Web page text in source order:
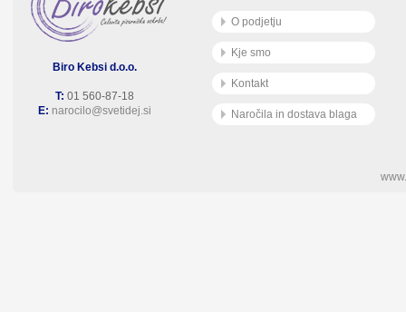
Biro Kebsi d.o.o.
T: 01 560-87-18
E: narocilo@svetidej.si
O podjetju
Kje smo
Kontakt
Naročila in dostava blaga